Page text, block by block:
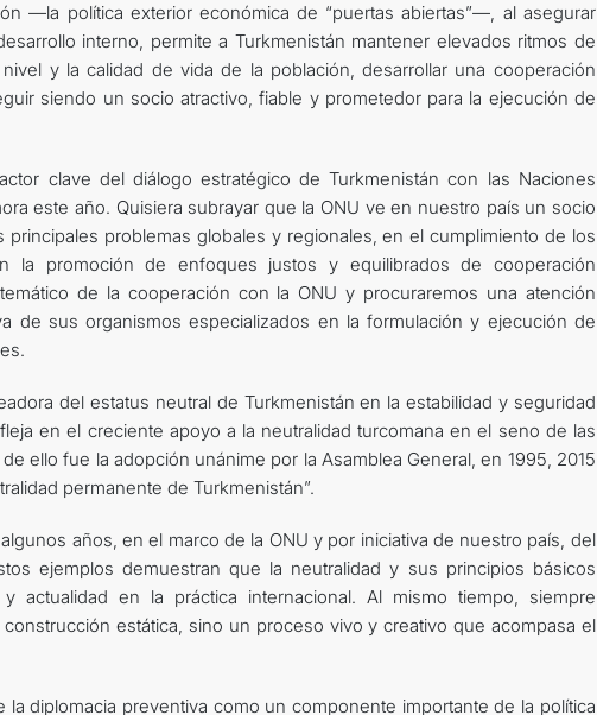
—la política exterior económica de “puertas abiertas”—, al asegurar
interno, permite a Turkmenistán mantener elevados ritmos de
y la calidad de vida de la población, desarrollar una cooperación
siendo un socio atractivo, fiable y prometedor para la ejecución de
clave del diálogo estratégico de Turkmenistán con las Naciones
este año. Quisiera subrayar que la ONU ve en nuestro país un socio
problemas globales y regionales, en el cumplimiento de los
la promoción de enfoques justos y equilibrados de cooperación
de la cooperación con la ONU y procuraremos una atención
de sus organismos especializados en la formulación y ejecución de
del estatus neutral de Turkmenistán en la estabilidad y seguridad
en el creciente apoyo a la neutralidad turcomana en el seno de las
ello fue la adopción unánime por la Asamblea General, en 1995, 2015
permanente de Turkmenistán”.
años, en el marco de la ONU y por iniciativa de nuestro país, del
ejemplos demuestran que la neutralidad y sus principios básicos
actualidad en la práctica internacional. Al mismo tiempo, siempre
estática, sino un proceso vivo y creativo que acompasa el
diplomacia preventiva como un componente importante de la política